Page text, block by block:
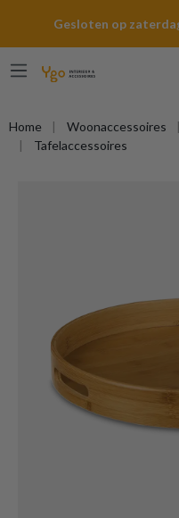
Gesloten op
Home Woonaccessoires
Tafelaccessoires